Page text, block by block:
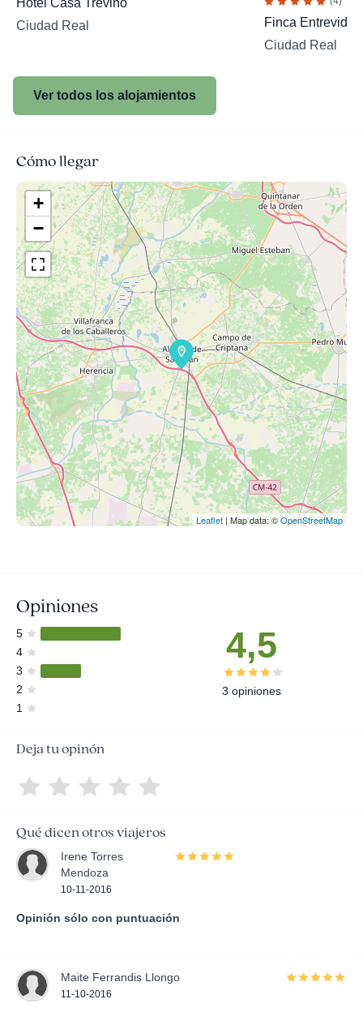
Hotel Casa Treviño
Ciudad Real
Finca Entrevides
Ciudad Real
Ver todos los alojamientos
Cómo llegar
+
−
Leaflet | Map data: ©OpenStreetMap
Opiniones
5
4
3
2
1
4,5
3 opiniones
Deja tu opinón
Qué dicen otros viajeros
Irene Torres
Mendoza
10-11-2016
Opinión sólo con puntuación
Maite Ferrandis Llongo
11-10-2016